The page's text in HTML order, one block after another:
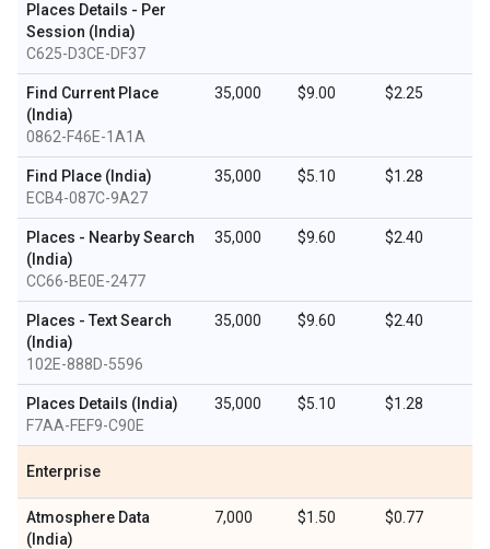
Places Details - Per
Session (India)
C625-D3CE-DF37
Find Current Place
(India)
0862-F46E-1A1A
35,000 $9.00 $2.25
Find Place (India)
ECB4-087C-9A27
35,000 $5.10 $1.28
Places - Nearby Search
(India)
CC66-BE0E-2477
35,000 $9.60 $2.40
Places - Text Search
(India)
102E-888D-5596
35,000 $9.60 $2.40
Places Details (India)
F7AA-FEF9-C90E
35,000 $5.10 $1.28
Enterprise
Atmosphere Data
(India)
7,000 $1.50 $0.77